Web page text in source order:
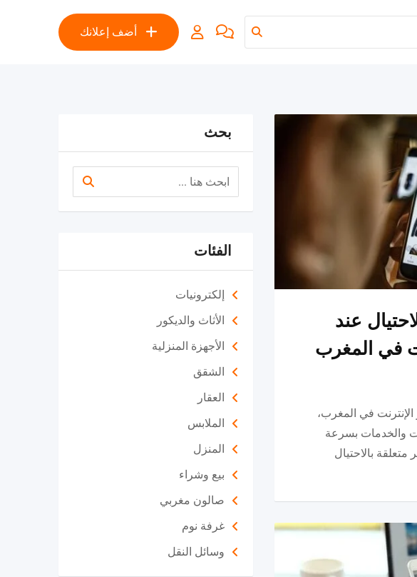
أضف إعلانك
عند
في المغرب
في المغرب،
والخدمات بسرعة
بالاحتيال
بحث
الفئات
إلكترونيات
الأثاث والديكور
الأجهزة المنزلية
الشقق
العقار
الملابس
المنزل
بيع وشراء
صالون مغربي
غرفة نوم
وسائل النقل